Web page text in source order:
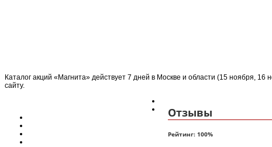
Каталог акций «Магнита» действует 7 дней в Москве и области (15 ноября,
сайту.
Отзывы
Рейтинг: 100%